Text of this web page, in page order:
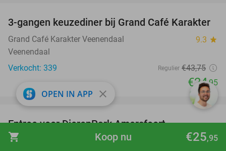
shopping_cart €25,95
Koop nu
43%
3-gangen keuzediner bij Grand Café Karakter
Grand Café Karakter Veenendaal 9.3 star
Veenendaal
Verkocht: 339
Regulier €43,75
€24,95
24%
favorite_border
Entree voor DierenPark Amersfoort
DierenPark Amersfoort 9.4star
OPEN IN APP close